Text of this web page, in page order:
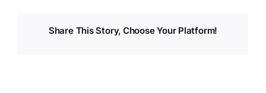
Share This Story, Choose Your Platform!